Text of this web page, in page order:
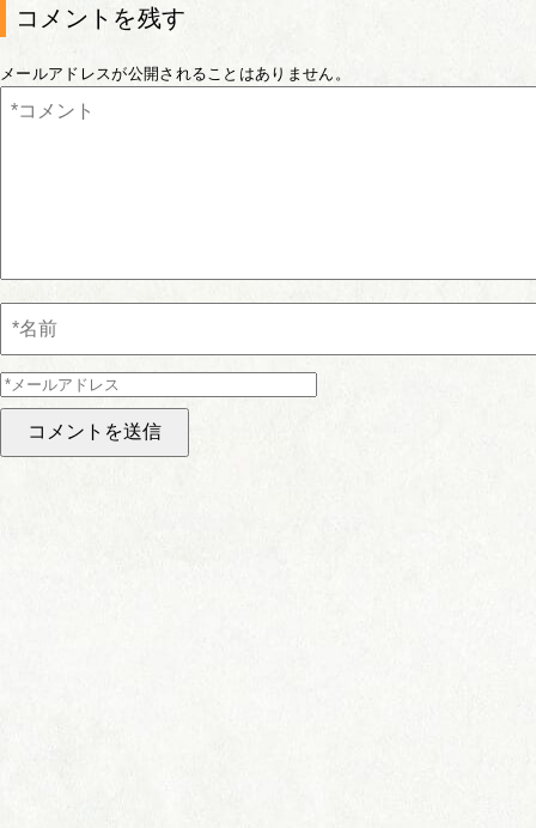
コメントを残す
メールアドレスが公開されることはありません。